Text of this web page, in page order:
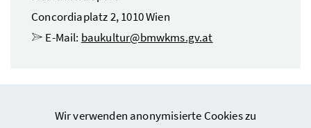
Wir verwenden anonymisierte Cookies zu
Concordiaplatz 2, 1010 Wien
E-Mail: baukultur@bmwkms.gv.at